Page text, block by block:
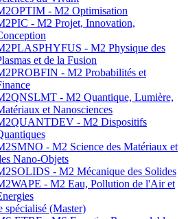
- M2 Optimisation
- M2 Projet, Innovation,
- M2 Physique des
et de la Fusion
- M2 Probabilités et
- M2 Quantique, Lumière,
et Nanosciences
- M2 Dispositifs
- M2 Science des Matériaux et
Nano-Objets
- M2 Mécanique des Solides
- M2 Eau, Pollution de l'Air et
spécialisé (Master)